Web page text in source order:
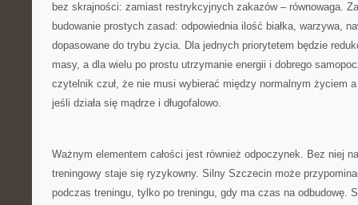
bez skrajności: zamiast restrykcyjnych zakazów – równowaga.
budowanie prostych zasad: odpowiednia ilość białka, warzywa,
dopasowane do trybu życia. Dla jednych priorytetem będzie
masy, a dla wielu po prostu utrzymanie energii i dobrego
czytelnik czuł, że nie musi wybierać między normalnym życiem
jeśli działa się mądrze i długofalowo.
Ważnym elementem całości jest również odpoczynek. Bez niej
treningowy staje się ryzykowny. Silny Szczecin może
podczas treningu, tylko po treningu, gdy ma czas na odbudowę.